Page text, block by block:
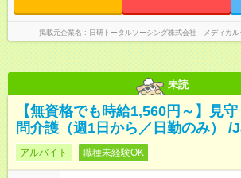
掲載元企業名 日研トータルソーシング株式会社 メディカ
未読
【無資格でも時給1,560円～】見
問介護（週1日から／日勤のみ） /
アルバイト 職種未経験OK